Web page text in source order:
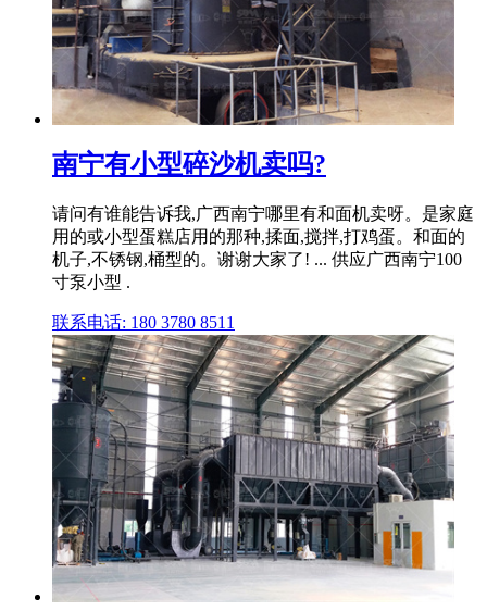
南宁有小型碎沙机卖吗?
请问有谁能告诉我,广西南宁哪里有和面机卖呀。是家庭
用的或小型蛋糕店用的那种,揉面,搅拌,打鸡蛋。和面的
机子,不锈钢,桶型的。谢谢大家了! ... 供应广西南宁100
寸泵小型 .
联系电话: 180 3780 8511